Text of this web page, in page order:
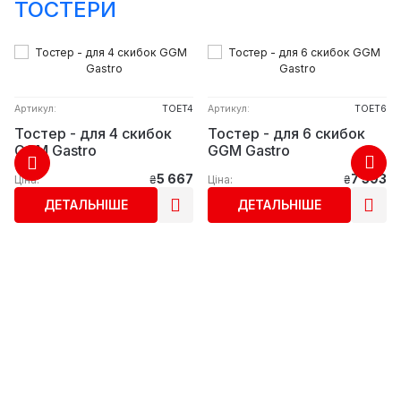
ТОСТЕРИ
Артикул: TOET4
Тостер - для 4 скибок
GGM Gastro
Ціна: ₴5 667
ДЕТАЛЬНІШЕ
Артикул: TOET6
Тостер - для 6 скибок
GGM Gastro
Ціна: ₴7 393
ДЕТАЛЬНІШЕ